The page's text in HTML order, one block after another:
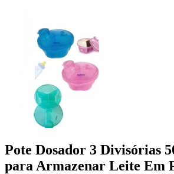
Pote Dosador 3 Divisórias
para Armazenar Leite Em